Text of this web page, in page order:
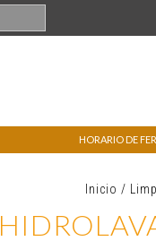
HORARIO DE
Inicio /